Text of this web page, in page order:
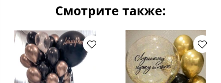
Смотрите также: